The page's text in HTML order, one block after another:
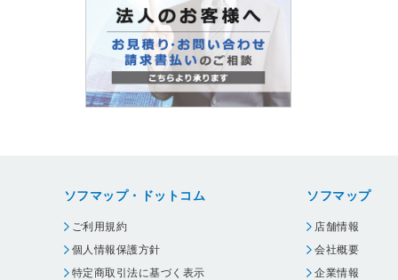
ソフマップ・ドットコム
ご利用規約
個人情報保護方針
特定商取引法に基づく表示
ソフマップ
店舗情報
会社概要
企業情報